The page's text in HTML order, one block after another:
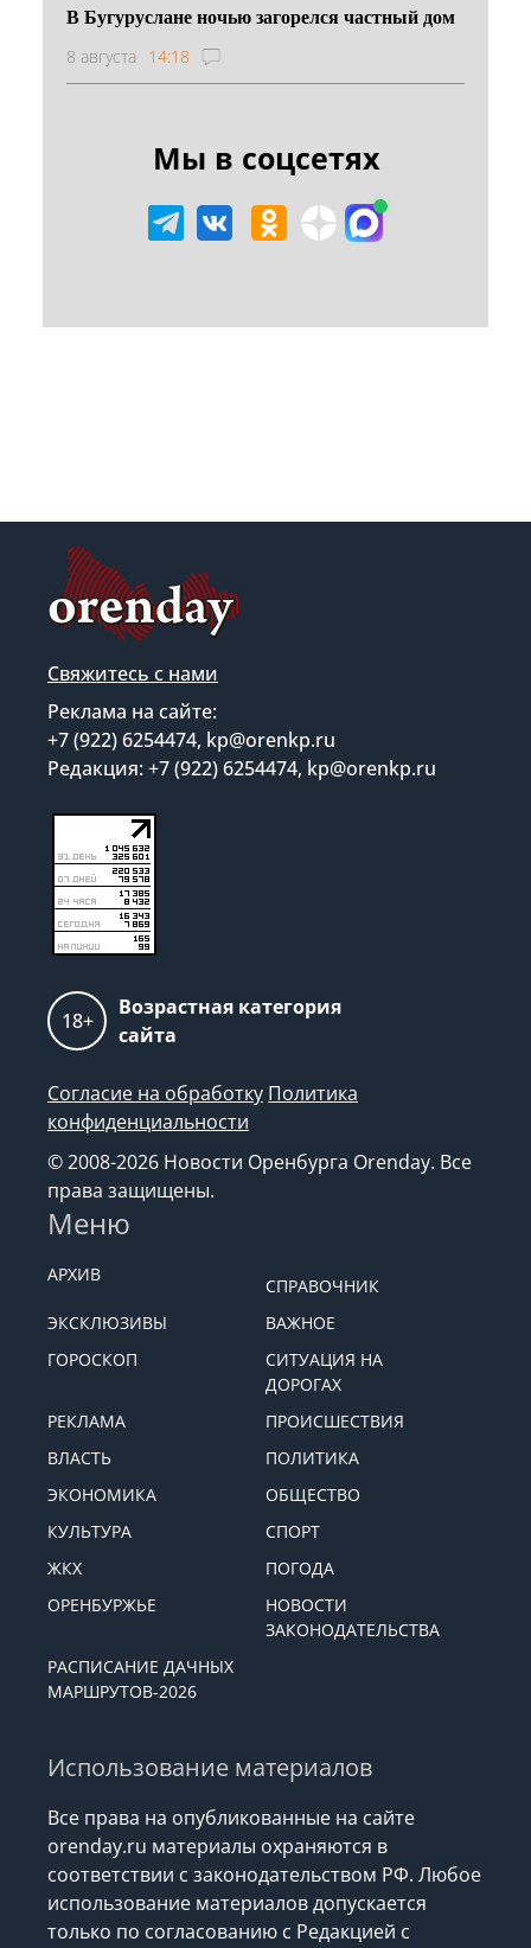
В Бугуруслане ночью загорелся частный дом
8 августа 14:18
Мы в соцсетях
Свяжитесь с нами
Реклама на сайте:
+7 (922) 6254474, kp@orenkp.ru
Редакция: +7 (922) 6254474, kp@orenkp.ru
18+
Возрастная категория
сайта
Согласие на обработку Политика
конфиденциальности
© 2008-2026 Новости Оренбурга Orenday. Все
права защищены.
Меню
АРХИВ
СПРАВОЧНИК
ЭКСКЛЮЗИВЫ
ВАЖНОЕ
ГОРОСКОП
СИТУАЦИЯ НА
ДОРОГАХ
РЕКЛАМА
ПРОИСШЕСТВИЯ
ВЛАСТЬ
ПОЛИТИКА
ЭКОНОМИКА
ОБЩЕСТВО
КУЛЬТУРА
СПОРТ
ЖКХ
ПОГОДА
ОРЕНБУРЖЬЕ
НОВОСТИ
ЗАКОНОДАТЕЛЬСТВА
РАСПИСАНИЕ ДАЧНЫХ
МАРШРУТОВ-2026
Использование материалов
Все права на опубликованные на сайте
orenday.ru материалы охраняются в
соответствии с законодательством РФ. Любое
использование материалов допускается
только по согласованию с Редакцией с